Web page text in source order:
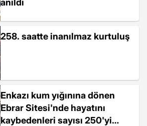
anıldı
258. saatte inanılmaz kurtuluş
Enkazı kum yığınına dönen
Ebrar Sitesi'nde hayatını
kaybedenleri sayısı 250'yi